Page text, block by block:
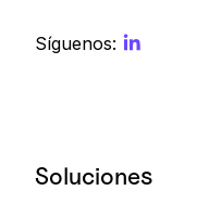
Síguenos:
Soluciones